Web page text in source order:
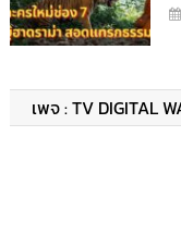
เพจ : TV DIGITAL